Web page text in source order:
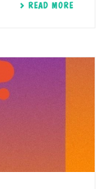
READ MORE